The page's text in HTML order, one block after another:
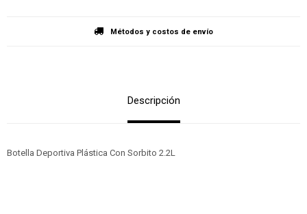
Métodos y costos de envío
Descripción
Botella Deportiva Plástica Con Sorbito 2.2L